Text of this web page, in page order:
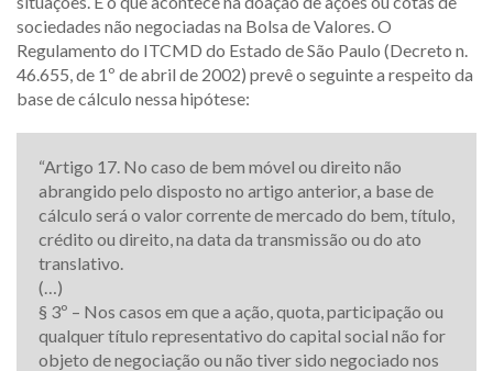
sociedades não negociadas na Bolsa de Valores. O
Regulamento do ITCMD do Estado de São Paulo (Decreto n.
46.655, de 1º de abril de 2002) prevê o seguinte a respeito da
base de cálculo nessa hipótese:
“Artigo 17. No caso de bem móvel ou direito não
abrangido pelo disposto no artigo anterior, a base de
cálculo será o valor corrente de mercado do bem, título,
crédito ou direito, na data da transmissão ou do ato
translativo.
(…)
§ 3º – Nos casos em que a ação, quota, participação ou
qualquer título representativo do capital social não for
objeto de negociação ou não tiver sido negociado nos